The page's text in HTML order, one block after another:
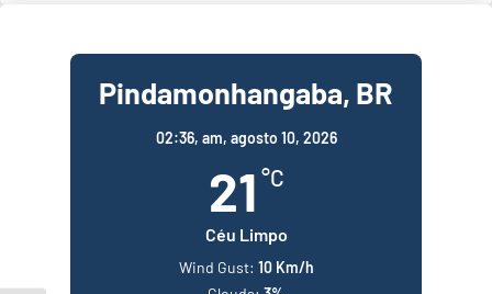
Pindamonhangaba, BR
02:36, am, agosto 10, 2026
21 °C
Céu Limpo
Wind Gust: 10 Km/h